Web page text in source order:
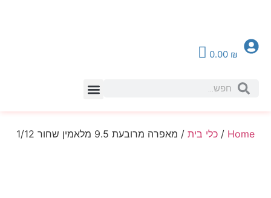
0.00 ₪
Home
/ כלי בית / מאפרה מרובעת 9.5 מלאמין שחור 1/12